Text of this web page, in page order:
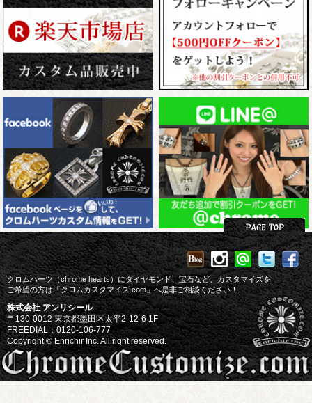
クロムハーツ（chrome hearts）にダイヤモンド、宝石など、カスタマイズを
ご希望の方は「クロムカスタマイズ.com」へ是非ご相談ください！
株式会社 アンリシール
〒130-0012 東京都墨田区太平2-12-6 1F
FREEDIAL：0120-106-777
Copyright © Enrichir Inc. All right reserved.